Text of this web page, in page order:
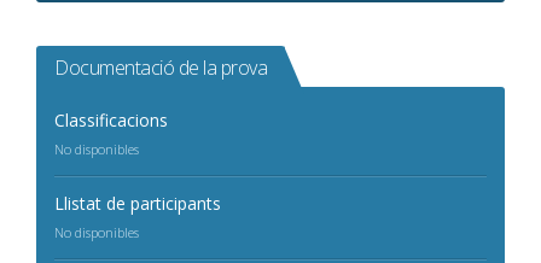
Documentació de la prova
Classificacions
No disponibles
Llistat de participants
No disponibles